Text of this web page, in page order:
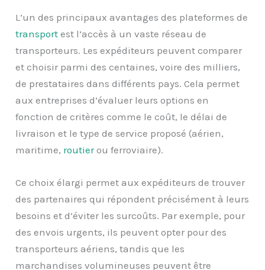
L’un des principaux avantages des plateformes de
transport est l’accès à un vaste réseau de
transporteurs. Les expéditeurs peuvent comparer
et choisir parmi des centaines, voire des milliers,
de prestataires dans différents pays. Cela permet
aux entreprises d’évaluer leurs options en
fonction de critères comme le coût, le délai de
livraison et le type de service proposé (aérien,
maritime, routierou ferroviaire).
Ce choix élargi permet aux expéditeurs de trouver
des partenaires qui répondent précisément à leurs
besoins et d’éviter les surcoûts. Par exemple, pour
des envois urgents, ils peuvent opter pour des
transporteurs aériens, tandis que les
marchandises volumineuses peuvent être